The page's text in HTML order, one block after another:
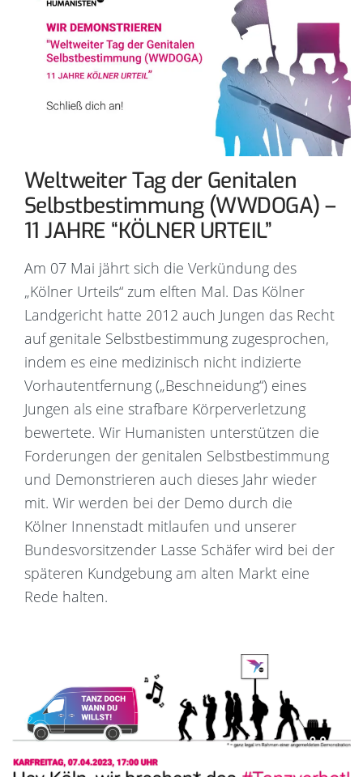
Weltweiter Tag der Genitalen
Selbstbestimmung (WWDOGA) –
11 JAHRE “KÖLNER URTEIL”
Am 07 Mai jährt sich die Verkündung des
„Kölner Urteils“ zum elften Mal. Das Kölner
Landgericht hatte 2012 auch Jungen das Recht
auf genitale Selbstbestimmung zugesprochen,
indem es eine medizinisch nicht indizierte
Vorhautentfernung („Beschneidung“) eines
Jungen als eine strafbare Körperverletzung
bewertete. Wir Humanisten unterstützen die
Forderungen der genitalen Selbstbestimmung
und Demonstrieren auch dieses Jahr wieder
mit. Wir werden bei der Demo durch die
Kölner Innenstadt mitlaufen und unserer
Bundesvorsitzender Lasse Schäfer wird bei der
späteren Kundgebung am alten Markt eine
Rede halten.